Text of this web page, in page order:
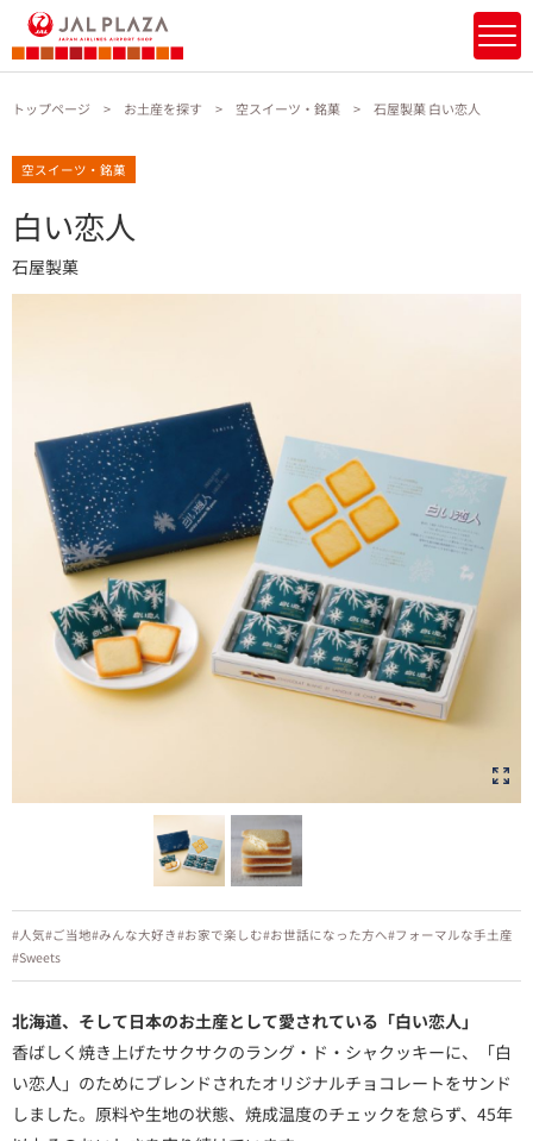
トップページ お土産を探す 空スイーツ・銘菓 石屋製菓 白い恋人
空スイーツ・銘菓
白い恋人
石屋製菓
#人気#ご当地#みんな大好き#お家で楽しむ#お世話になった方へ#フォーマルな手土産
#Sweets
北海道、そして日本のお土産として愛されている「白い恋人」
香ばしく焼き上げたサクサクのラング・ド・シャクッキーに、「白
い恋人」のためにブレンドされたオリジナルチョコレートをサンド
しました。原料や生地の状態、焼成温度のチェックを怠らず、45年